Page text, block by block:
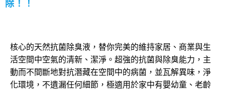
除！！
核心的天然抗菌除臭液，替你完美的維持家居、商業與生
活空間中空氣的清新、潔淨。超強的抗菌與除臭能力，主
動而不間斷地對抗潛藏在空間中的病菌，並瓦解異味，淨
化環境，不遺漏任何細節，極適用於家中有嬰幼童、老齡